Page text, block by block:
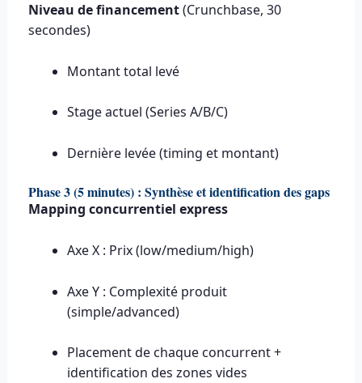
Niveau de financement(Crunchbase, 30
secondes)
Montant total levé
Stage actuel (Series A/B/C)
Dernière levée (timing et montant)
Phase 3 (5 minutes) : Synthèse et identification des gaps
Mapping concurrentiel express
Axe X : Prix (low/medium/high)
Axe Y : Complexité produit
(simple/advanced)
Placement de chaque concurrent +
identification des zones vides